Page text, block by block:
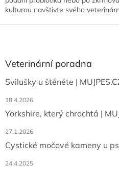
kulturou navštivte svého
Z
aVeterinární poradna
Svilušky u štěněte |
18.4.2026
Yorkshire, který chrochtá |
27.1.2026
Cystické močové kameny u
24.4.2025